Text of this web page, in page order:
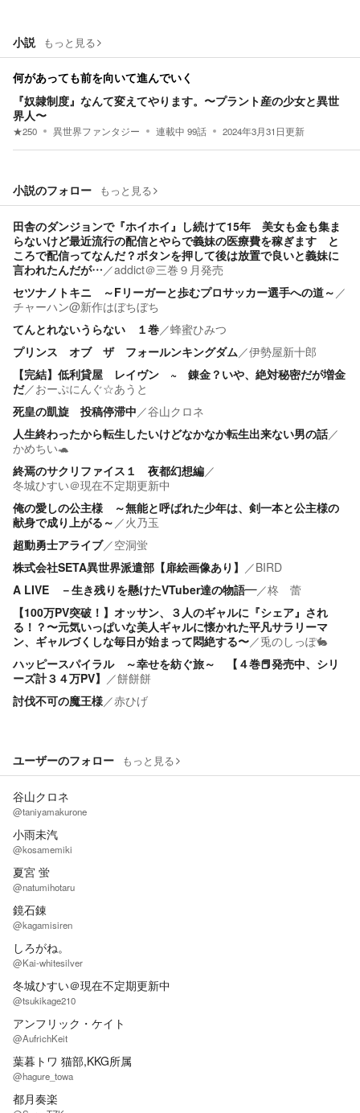
小説 もっと見る
何があっても前を向いて進んでいく
『奴隷制度』なんて変えてやります。〜プラント産の少女と異世
界人〜
★250 異世界ファンタジー 連載中 99話 2024年3月31日更新
小説のフォロー もっと見る
田舎のダンジョンで『ホイホイ』し続けて15年 美女も金も集ま
らないけど最近流行の配信とやらで義妹の医療費を稼ぎます と
ころで配信ってなんだ？ボタンを押して後は放置で良いと義妹に
言われたんだが…／addict＠三巻９月発売
セツナノトキニ ～Fリーガーと歩むプロサッカー選手への道～ ／
チャーハン@新作はぼちぼち
てんとれないうらない １巻／蜂蜜ひみつ
プリンス オブ ザ フォールンキングダム／伊勢屋新十郎
【完結】低利貸屋 レイヴン ~ 錬金？いや、絶対秘密だが増金
だ／おーぷにんぐ☆あうと
死皇の凱旋 投稿停滞中／谷山クロネ
人生終わったから転生したいけどなかなか転生出来ない男の話／
かめちい🐢
終焉のサクリファイス１ 夜都幻想編／
冬城ひすい＠現在不定期更新中
俺の愛しの公主様 ～無能と呼ばれた少年は、剣一本と公主様の
献身で成り上がる～ ／火乃玉
超動勇士アライブ／空洞蛍
株式会社SETA異世界派遣部【扉絵画像あり】 ／BIRD
A LIVE －生き残りを懸けたVTuber達の物語―／柊 蕾
【100万PV突破！】オッサン、３人のギャルに『シェア』され
る！？〜元気いっぱいな美人ギャルに懐かれた平凡サラリーマ
ン、ギャルづくしな毎日が始まって悶絶する〜／兎のしっぽ🐇
ハッピースパイラル ～幸せを紡ぐ旅～ 【４巻📕発売中、シリ
ーズ計３４万PV】 ／餅餅餅
討伐不可の魔王様／赤ひげ
ユーザーのフォロー もっと見る
谷山クロネ
@taniyamakurone
小雨未汽
@kosamemiki
夏宮 蛍
@natumihotaru
鏡石錬
@kagamisiren
しろがね。
@Kai-whitesilver
冬城ひすい＠現在不定期更新中
@tsukikage210
アンフリック・ケイト
@AufrichKeit
葉暮トワ 猫部,KKG所属
@hagure_towa
都月奏楽